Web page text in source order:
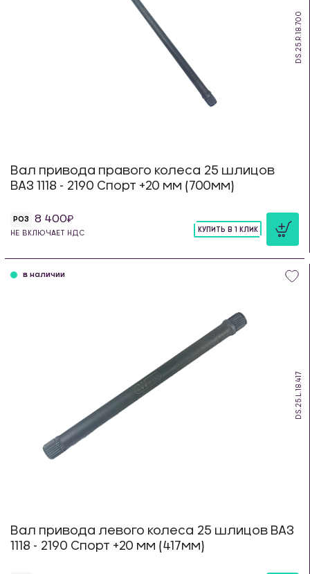
DS.25.R.18.700
Вал привода правого колеса 25 шлицов
ВАЗ 1118 - 2190 Спорт +20 мм (700мм)
РОЗ 8 400
НЕ ВКЛЮЧАЕТ НДС
КУПИТЬ В 1 КЛИК
DS.25.L.18.417
в наличии
Вал привода левого колеса 25 шлицов ВАЗ
1118 - 2190 Спорт +20 мм (417мм)